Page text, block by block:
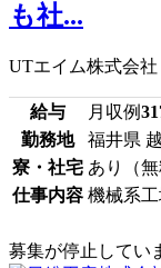
も社...
UTエイム株式会社
給与 月収例
勤務地
福井県
寮・社宅 あり（無
仕事内容 機械系
募集が停止してい